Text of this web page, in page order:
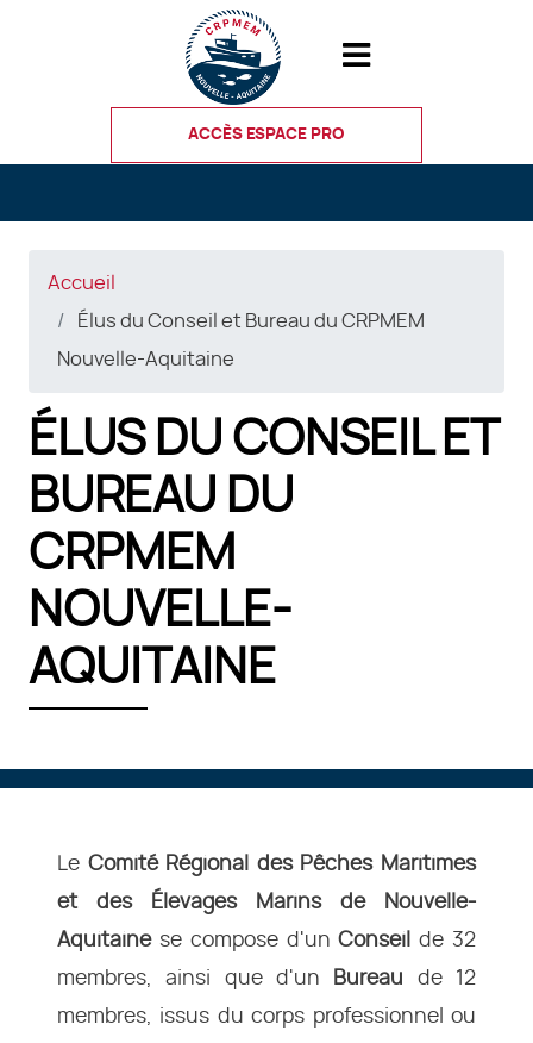
au
contenu
principal
ACCÈS ESPACE PRO
Accueil
Élus du Conseil et Bureau du CRPMEM
Nouvelle-Aquitaine
ÉLUS DU CONSEIL ET
BUREAU DU
CRPMEM
NOUVELLE-
AQUITAINE
Le Comité Régional des Pêches Maritimes
et des Élevages Marins de Nouvelle-
Aquitainese compose d'unConseilde 32
membres, ainsi que d'un
Bureau de 12
membres, issus du corps professionnel ou